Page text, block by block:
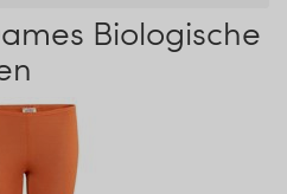
Biologische